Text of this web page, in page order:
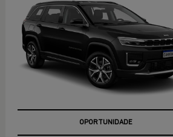
OPORTUNIDADE